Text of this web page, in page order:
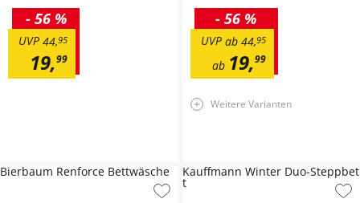
19,99
44,95
UVP
- 56 %
ab 19,99
ab 44,95
UVP
- 56 %
Weitere Varianten
Bierbaum Renforce Bettwäsche Kauffmann Winter Duo-Steppbet
t